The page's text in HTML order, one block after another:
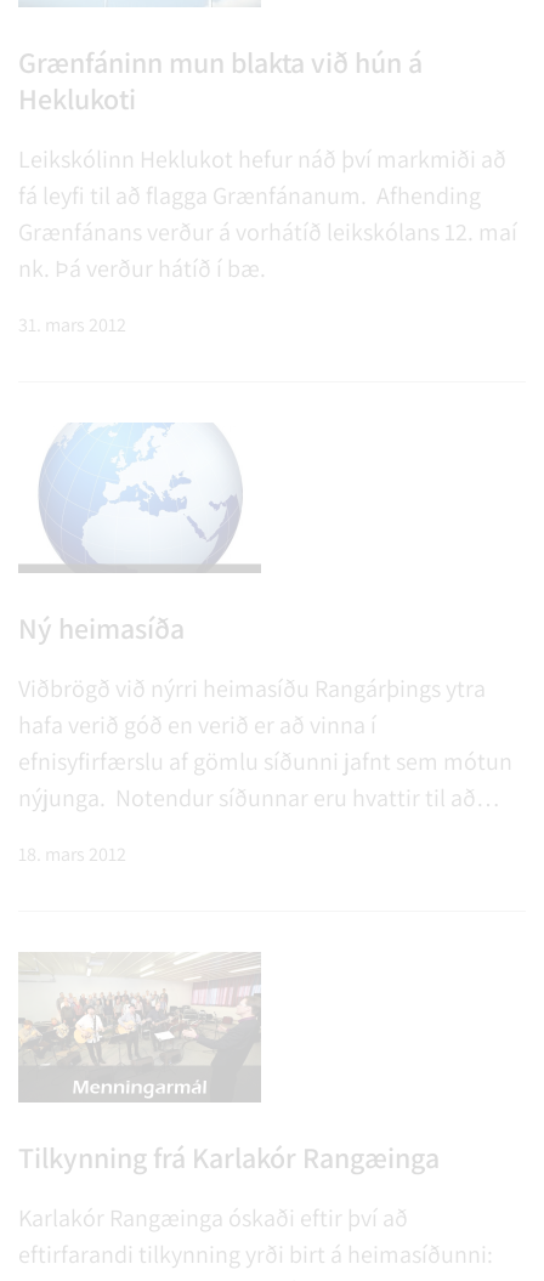
Grænfáninn mun blakta við hún á
Heklukoti
Leikskólinn Heklukot hefur náð því markmiði að
fá leyfi til að flagga Grænfánanum. Afhending
Grænfánans verður á vorhátíð leikskólans 12. maí
nk. Þá verður hátíð í bæ.
31. mars 2012
Ný heimasíða
Viðbrögð við nýrri heimasíðu Rangárþings ytra
hafa verið góð en verið er að vinna í
efnisyfirfærslu af gömlu síðunni jafnt sem mótun
nýjunga. Notendur síðunnar eru hvattir til að
mætti fara. Hér má lesa tilkynningu vegna nýju
18. mars 2012
Tilkynning frá Karlakór Rangæinga
Karlakór Rangæinga óskaði eftir því að
eftirfarandi tilkynning yrði birt á heimasíðunni: